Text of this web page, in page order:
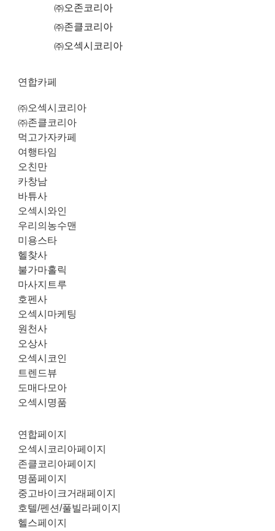
㈜오존코리아
㈜존클코리아
㈜오섹시코리아
연합카페
㈜오섹시코리아
㈜존클코리아
먹고가자카페
여행타임
오친만
카창남
바튜사
오섹시와인
우리의농수맨
미용스타
헬찾사
불가마홀릭
마사지트루
호펜사
오섹시마케팅
원천사
오상사
오섹시코인
트렌드뷰
도매다모아
오섹시명품
연합페이지
오섹시코리아페이지
존클코리아페이지
명품페이지
중고바이크거래페이지
호텔/펜션/풀빌라페이지
헬스페이지